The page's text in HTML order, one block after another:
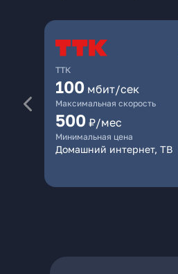
ТТК
100 мбит/сек
Максимальная скорость
500 ₽/мес
Минимальная цена
Домашний интернет, ТВ